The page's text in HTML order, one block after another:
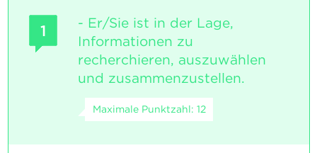
1
- Er/Sie ist in der Lage,
Informationen zu
recherchieren, auszuwählen
und zusammenzustellen.
Maximale Punktzahl: 12